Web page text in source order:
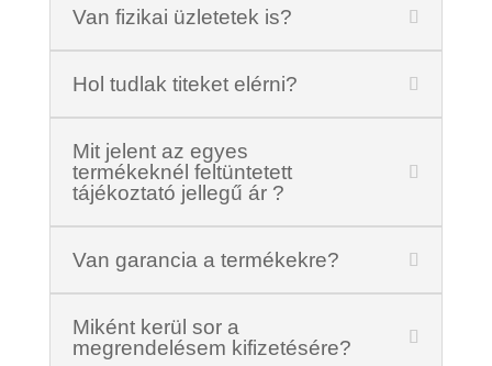
Van fizikai üzletetek is?
Hol tudlak titeket elérni?
Mit jelent az egyes
termékeknél feltüntetett
tájékoztató jellegű ár ?
Van garancia a termékekre?
Miként kerül sor a
megrendelésem kifizetésére?